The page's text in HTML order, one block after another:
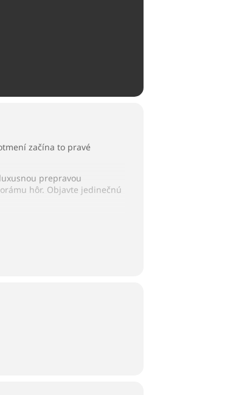
začína to pravé
prepravou
hôr. Objavte jedinečnú